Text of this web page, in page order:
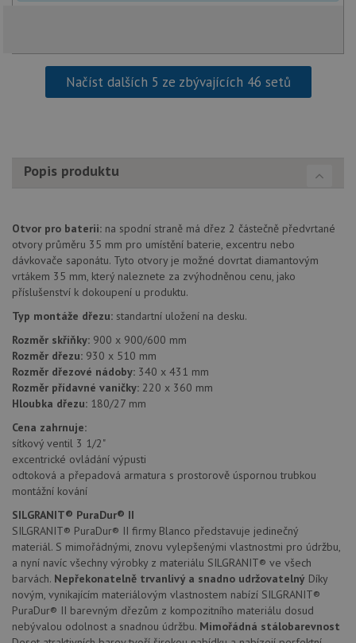
Načíst dalších 5 ze zbývajících 46 setů
Popis produktu
Otvor pro baterii: na spodní straně má dřez 2 částečně předvrtané
otvory průměru 35 mm pro umístění baterie, excentru nebo
dávkovače saponátu. Tyto otvory je možné dovrtat diamantovým
vrtákem 35 mm, který naleznete za zvýhodněnou cenu, jako
příslušenství k dokoupení u produktu.
Typ montáže dřezu: standartní uložení na desku.
Rozměr skříňky: 900 x 900/600 mm
Rozměr dřezu: 930 x 510 mm
Rozměr dřezové nádoby: 340 x 431 mm
Rozměr přídavné vaničky: 220 x 360 mm
Hloubka dřezu: 180/27 mm
Cena zahrnuje:
sítkový ventil 3 1/2"
excentrické ovládání výpusti
odtoková a přepadová armatura s prostorově úspornou trubkou
montážní kování
SILGRANIT® PuraDur® II
SILGRANIT® PuraDur® II firmy Blanco představuje jedinečný
materiál. S mimořádnými, znovu vylepšenými vlastnostmi pro údržbu,
a nyní navíc všechny výrobky z materiálu SILGRANIT® ve všech
barvách. Nepřekonatelně trvanlivý a snadno udržovatelný Díky
novým, vynikajícím materiálovým vlastnostem nabízí SILGRANIT®
PuraDur® II barevným dřezům z kompozitního materiálu dosud
nebývalou odolnost a snadnou údržbu. Mimořádná stálobarevnost
Nezbytně nutné soubory
Výkonové soubory
Soubory cílení
Funkční soubory
funkce webových stránek, jako je přihlášení
uživatele a správa účtu. Webové stránky nelze bez
Název
Doména
Vyprší Popis
udid .drezy-blanco.cz
4 týdny 2
dny
AWSALBCORS
zásadách ochrany soukromí společnosti Google